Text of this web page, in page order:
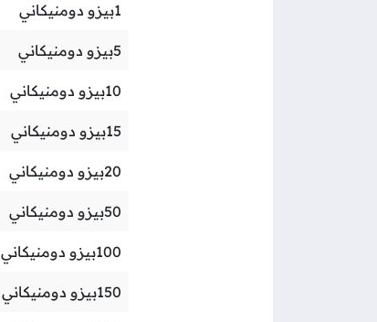
1بيزو دومنيكاني
5بيزو دومنيكاني
10بيزو دومنيكاني
15بيزو دومنيكاني
20بيزو دومنيكاني
50بيزو دومنيكاني
100بيزو دومنيكاني
150بيزو دومنيكاني